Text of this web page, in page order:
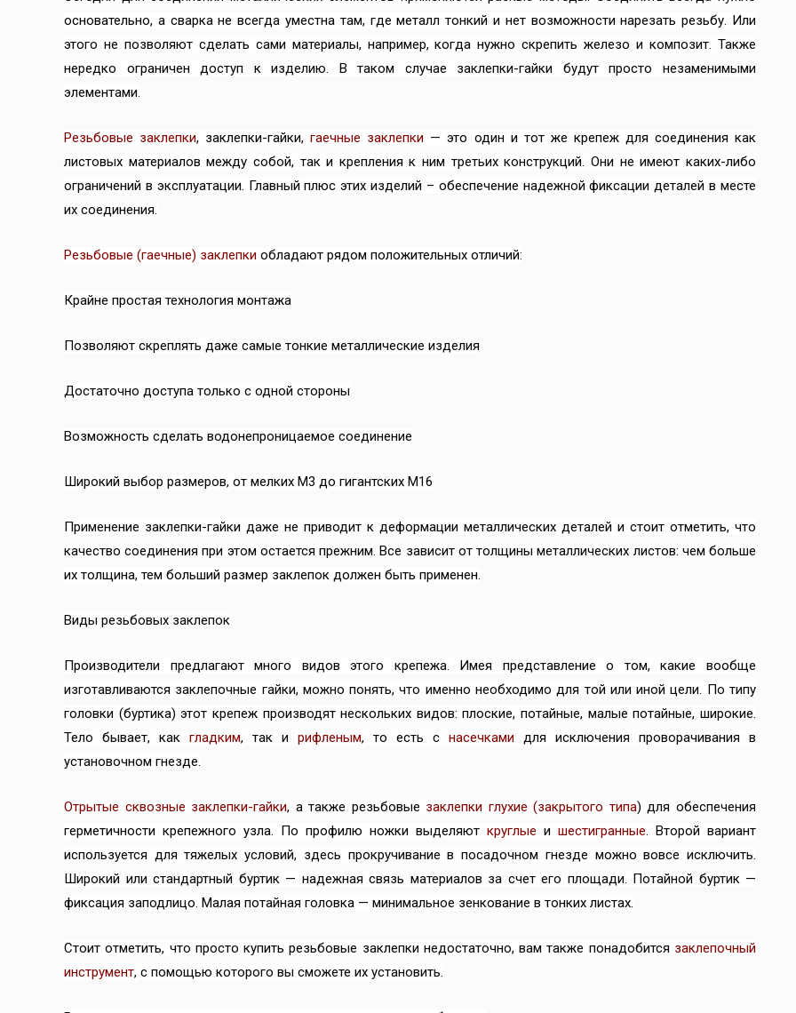
основательно, а сварка не всегда уместна там, где металл тонкий и нет возможности нарезать резьбу. Или
этого не позволяют сделать сами материалы, например, когда нужно скрепить железо и композит. Также
нередко ограничен доступ к изделию. В таком случае заклепки-гайки будут просто незаменимыми
элементами.
Резьбовые заклепки, заклепки-гайки,гаечные заклепки — это один и тот же крепеж для соединения как
листовых материалов между собой, так и крепления к ним третьих конструкций. Они не имеют каких-либо
ограничений в эксплуатации. Главный плюс этих изделий – обеспечение надежной фиксации деталей в месте
их соединения.
Резьбовые (гаечные) заклепки обладают рядом положительных отличий:
Крайне простая технология монтажа
Позволяют скреплять даже самые тонкие металлические изделия
Достаточно доступа только с одной стороны
Возможность сделать водонепроницаемое соединение
Широкий выбор размеров, от мелких М3 до гигантских М16
Применение заклепки-гайки даже не приводит к деформации металлических деталей и стоит отметить, что
качество соединения при этом остается прежним. Все зависит от толщины металлических листов: чем больше
их толщина, тем больший размер заклепок должен быть применен.
Виды резьбовых заклепок
Производители предлагают много видов этого крепежа. Имея представление о том, какие вообще
изготавливаются заклепочные гайки, можно понять, что именно необходимо для той или иной цели. По типу
головки (буртика) этот крепеж производят нескольких видов: плоские, потайные, малые потайные, широкие.
Тело бывает, как гладким, так и рифленым, то есть с насечками для исключения проворачивания в
установочном гнезде.
Отрытые сквозные заклепки-гайки, а также резьбовые заклепки глухие (закрытого типа) для обеспечения
герметичности крепежного узла. По профилю ножки выделяют круглые и шестигранные. Второй вариант
используется для тяжелых условий, здесь прокручивание в посадочном гнезде можно вовсе исключить.
Широкий или стандартный буртик — надежная связь материалов за счет его площади. Потайной буртик —
фиксация заподлицо. Малая потайная головка — минимальное зенкование в тонких листах.
Стоит отметить, что просто купить резьбовые заклепки недостаточно, вам также понадобится заклепочный
инструмент, с помощью которого вы сможете их установить.